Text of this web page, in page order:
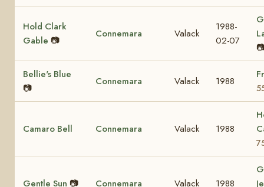
Hold Clark
Gable 📷
Connemara Valack
1988-
02-07
Bellie's Blue
📷
Connemara Valack 1988
Camaro Bell Connemara Valack 1988
Gentle Sun 📷 Connemara Valack 1988